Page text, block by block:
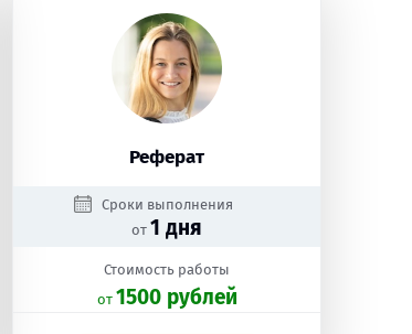
Реферат
Сроки выполнения
от 1 дня
Стоимость работы
oт 1500 рублей